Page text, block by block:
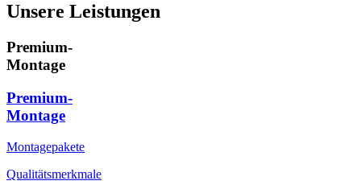
Unsere Leistungen
Premium-
Montage
Premium-
Montage
Montagepakete
Qualitätsmerkmale